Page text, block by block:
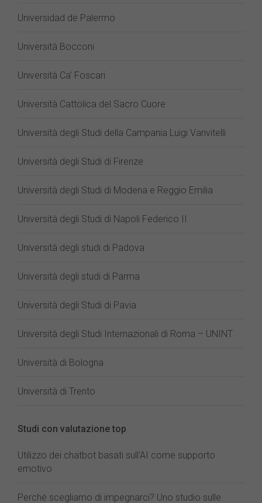
Universidad de Palermo
Università Bocconi
Università Ca’ Foscari
Università Cattolica del Sacro Cuore
Università degli Studi della Campania Luigi Vanvitelli
Università degli Studi di Firenze
Università degli Studi di Modena e Reggio Emilia
Università degli Studi di Napoli Federico II
Università degli studi di Padova
Università degli studi di Parma
Università degli Studi di Pavia
Università degli Studi Internazionali di Roma – UNINT
Università di Bologna
Università di Trento
Studi con valutazione top
Utilizzo dei chatbot basati sull'AI come supporto
emotivo
Perché scegliamo di impegnarci? Uno studio sulle